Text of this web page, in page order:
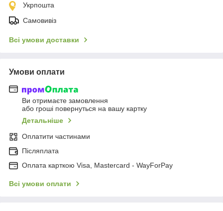
Укрпошта
Самовивіз
Всі умови доставки
Умови оплати
Ви отримаєте замовлення
або гроші повернуться на вашу картку
Детальніше
Оплатити частинами
Післяплата
Оплата карткою Visa, Mastercard - WayForPay
Всі умови оплати